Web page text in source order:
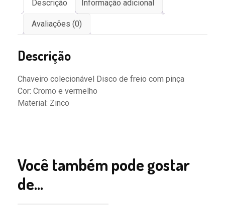
Descrição Informação adicional
Avaliações (0)
Descrição
Chaveiro colecionável Disco de freio com pinça
Cor: Cromo e vermelho
Material: Zinco
Você também pode gostar
de…